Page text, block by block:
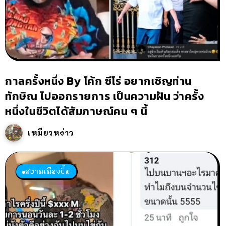
กาลครั้งหนึ่ง By โค้ก ซีโร่ อยากเชิญท่าน
ทักษิณ ไปออกรายการ เป็นความฝัน ว่าครั้ง
หนึ่งในชีวิตได้สัมภาษณ์คน ๆ นี้
เหมียวหง่าว
สยามเมืองยิ้ม